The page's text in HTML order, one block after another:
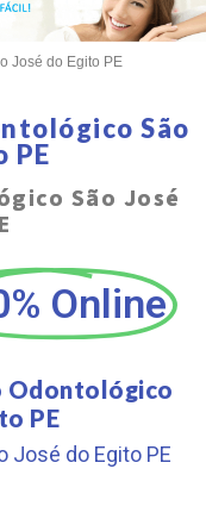
José do Egito PE
São
PE
São José
Online
Odontológico
PE
José do Egito PE